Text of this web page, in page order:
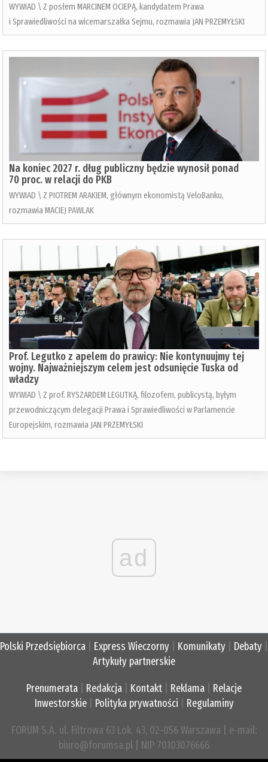
WYWIAD \ Z posłem MARCINEM OCIEPĄ, kandydatem Prawa
i Sprawiedliwości na wicemarszałka Sejmu, rozmawia JAN PRZEMYŁSKI
Na koniec 2027 r. dług publiczny będzie wynosił ponad
70 proc. w relacji do PKB
WYWIAD \ Z PIOTREM ARAKIEM, głównym ekonomistą VeloBanku,
rozmawia MACIEJ PAWLAK
Prof. Legutko z apelem do prawicy: Nie kontynuujmy tej
wojny. Najważniejszym celem jest odsunięcie Tuska od
władzy
WYWIAD \ Z prof. RYSZARDEM LEGUTKĄ, filozofem, publicystą, byłym
przewodniczącym delegacji Prawa i Sprawiedliwości w Parlamencie
Europejskim, rozmawia JAN PRZEMYŁSKI
ad
Polski Przedsiębiorca Express Wieczorny Komunikaty Debaty
Artykuły partnerskie
Prenumerata Redakcja Kontakt Reklama
Relacje
Inwestorskie| Polityka prywatności Regulaminy
FORUM S.A. ul. Filtrowa 63 Lok. 43, 02-056 Warszawa | e-mail:
biuro@forumsa.pl | NIP 70103076666